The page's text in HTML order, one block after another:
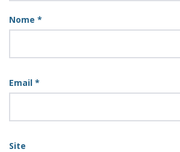
Nome *
Email *
Site